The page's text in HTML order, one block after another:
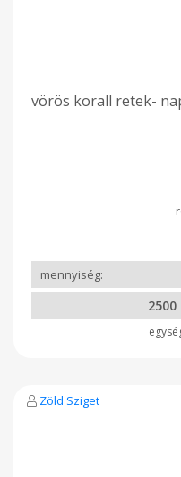
vörös korall retek-
Zöld Sziget